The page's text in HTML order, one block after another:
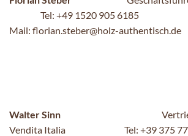
Tel: +49 1520 905 6185
Mail: florian.steber@holz-authentisch.de
Walter Sinn
Vendita Italia Tel: +39 375 77